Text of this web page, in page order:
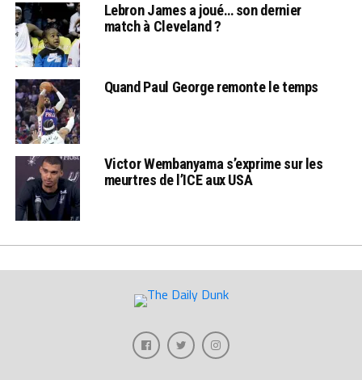
Lebron James a joué… son dernier
match à Cleveland ?
Quand Paul George remonte le temps
Victor Wembanyama s’exprime sur les
meurtres de l’ICE aux USA